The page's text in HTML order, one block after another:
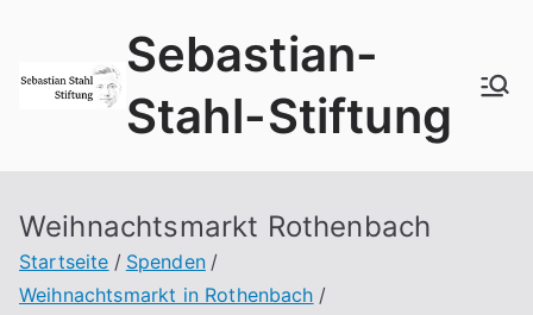
springen
Sebastian-
Stahl-Stiftung
Weihnachtsmarkt Rothenbach
Startseite
Spenden
Weihnachtsmarkt in Rothenbach